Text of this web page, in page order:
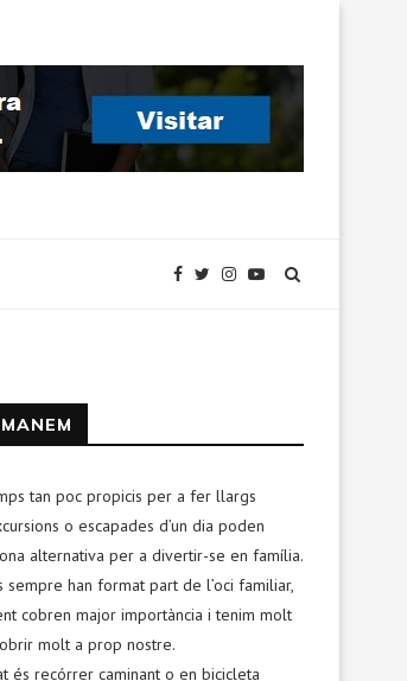
tan poc propicis per a fer llargs
o escapades d’un dia poden
alternativa per a divertir-se en família.
sempre han format part de l’oci familiar,
cobren major importància i tenim molt
molt a prop nostre.
és recórrer caminant o en bicicleta